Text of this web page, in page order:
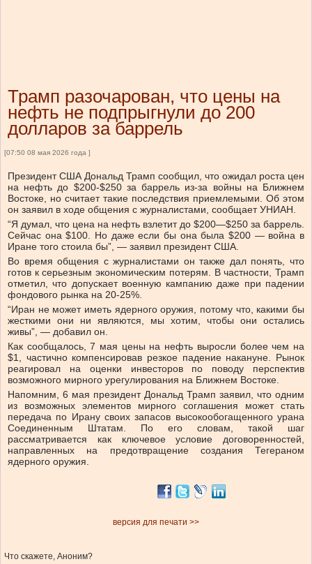
Трамп разочарован, что цены на
нефть не подпрыгнули до 200
долларов за баррель
[07:50 08 мая 2026 года ]
Президент США Дональд Трамп сообщил, что ожидал роста цен
на нефть до $200-$250 за баррель из-за войны на Ближнем
Востоке, но считает такие последствия приемлемыми. Об этом
он заявил в ходе общения с журналистами, сообщает УНИАН.
“Я думал, что цена на нефть взлетит до $200—$250 за баррель.
Сейчас она $100. Но даже если бы она была $200 — война в
Иране того стоила бы”, — заявил президент США.
Во время общения с журналистами он также дал понять, что
готов к серьезным экономическим потерям. В частности, Трамп
отметил, что допускает военную кампанию даже при падении
фондового рынка на 20-25%.
“Иран не может иметь ядерного оружия, потому что, какими бы
жесткими они ни являются, мы хотим, чтобы они остались
живы”, — добавил он.
Как сообщалось, 7 мая цены на нефть выросли более чем на
$1, частично компенсировав резкое падение накануне. Рынок
реагировал на оценки инвесторов по поводу перспектив
возможного мирного урегулирования на Ближнем Востоке.
Напомним, 6 мая президент Дональд Трамп заявил, что одним
из возможных элементов мирного соглашения может стать
передача по Ирану своих запасов высокообогащенного урана
Соединенным Штатам. По его словам, такой шаг
рассматривается как ключевое условие договоренностей,
направленных на предотвращение создания Тегераном
ядерного оружия.
версия для печати >>
Что скажете, Аноним?